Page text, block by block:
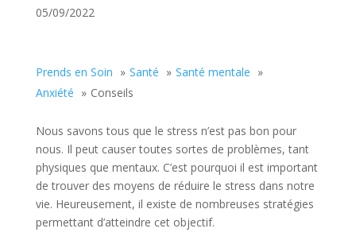
05/09/2022
Prends en Soin Santé
Santé mentale
Anxiété
Conseils
Nous savons tous que le stress n’est pas bon pour
nous. Il peut causer toutes sortes de problèmes, tant
physiques que mentaux. C’est pourquoi il est important
de trouver des moyens de réduire le stress dans notre
vie. Heureusement, il existe de nombreuses stratégies
permettant d’atteindre cet objectif.